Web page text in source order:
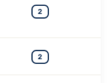
2
2